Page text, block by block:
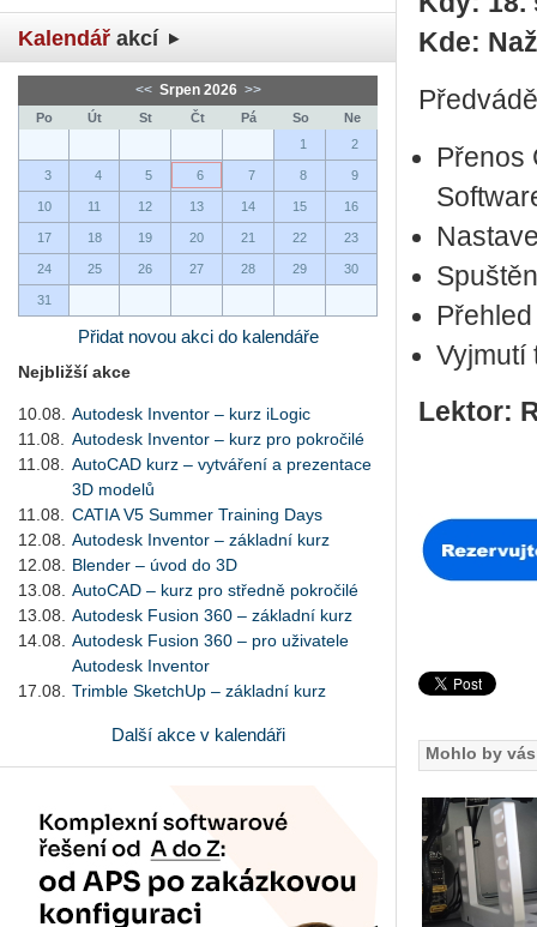
Kalendář akcí
<< Srpen 2026 >>
Po Út St Čt Pá So
Ne
1
2
3 4 5 6 7 8 9
10 11 12 13 14 15 16
17 18 19 20 21 22 23
24 25 26 27 28 29 30
31
Přidat novou akci do kalendáře
Nejbližší akce
10.08.
Autodesk Inventor – kurz iLogic
11.08.
Autodesk Inventor – kurz pro pokročilé
11.08.
AutoCAD kurz – vytváření a prezentace
3D modelů
11.08.
CATIA V5 Summer Training Days
12.08.
Autodesk Inventor – základní kurz
12.08.
Blender – úvod do 3D
13.08.
AutoCAD – kurz pro středně pokročilé
13.08.
Autodesk Fusion 360 – základní kurz
14.08.
Autodesk Fusion 360 – pro uživatele
Autodesk Inventor
17.08.
Trimble SketchUp – základní kurz
Další akce v kalendáři
Kde:
Přenos
Vyjmutí
Lektor:
Mohlo by